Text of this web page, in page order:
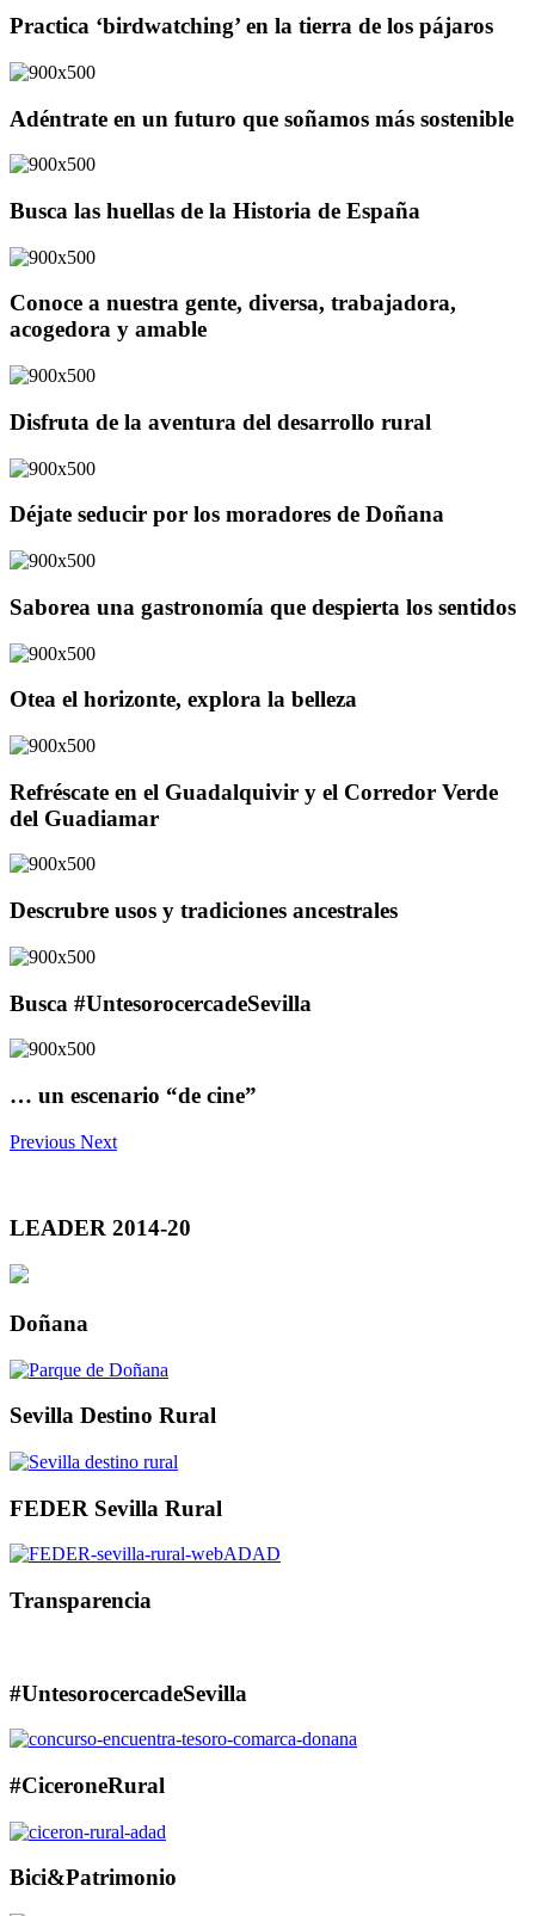
Practica ‘birdwatching’ en la tierra de los pájaros
Adéntrate en un futuro que soñamos más sostenible
Busca las huellas de la Historia de España
Conoce a nuestra gente, diversa, trabajadora,
acogedora y amable
Disfruta de la aventura del desarrollo rural
Déjate seducir por los moradores de Doñana
Saborea una gastronomía que despierta los sentidos
Otea el horizonte, explora la belleza
Refréscate en el Guadalquivir y el Corredor Verde
del Guadiamar
Descrubre usos y tradiciones ancestrales
Busca #UntesorocercadeSevilla
… un escenario “de cine”
Previous Next
LEADER 2014-20
Doñana
Sevilla Destino Rural
FEDER Sevilla Rural
Transparencia
#UntesorocercadeSevilla
#CiceroneRural
Bici&Patrimonio